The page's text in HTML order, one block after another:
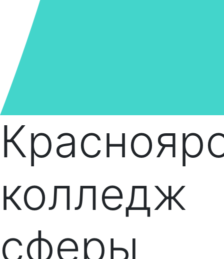
колледж
сферы